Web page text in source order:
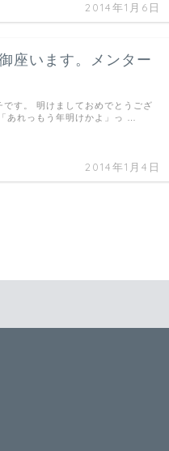
2014年1月6日
座います。メンター
2014年1月4日
す。 明けましておめでとうござ
あれっもう年明けかよ」っ …